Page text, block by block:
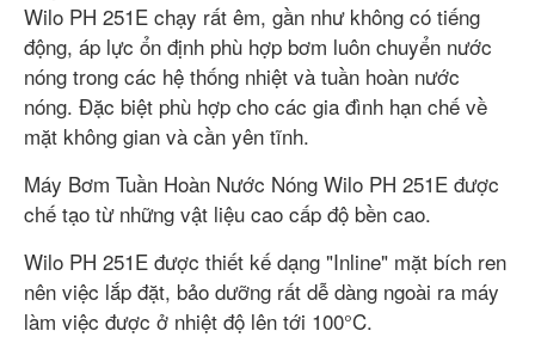
Wilo PH 251E chạy rất êm, gần như không có tiếng
động, áp lực ổn định phù hợp bơm luôn chuyển nước
nóng trong các hệ thống nhiệt và tuần hoàn nước
nóng. Đặc biệt phù hợp cho các gia đình hạn chế về
mặt không gian và cần yên tĩnh.
Máy Bơm Tuần Hoàn Nước Nóng Wilo PH 251E được
chế tạo từ những vật liệu cao cấp độ bền cao.
Wilo PH 251E được thiết kế dạng "Inline" mặt bích ren
nên việc lắp đặt, bảo dưỡng rất dễ dàng ngoài ra máy
làm việc được ở nhiệt độ lên tới 100°C.